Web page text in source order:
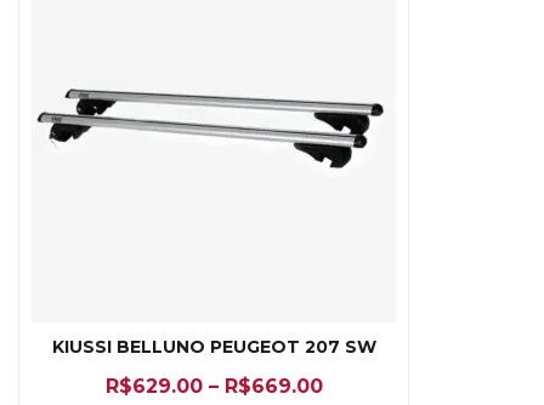
KIUSSI BELLUNO PEUGEOT 207 SW
R$629.00 – R$669.00